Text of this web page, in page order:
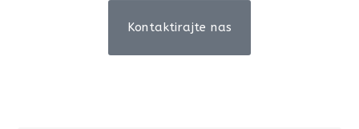
Kontaktirajte nas